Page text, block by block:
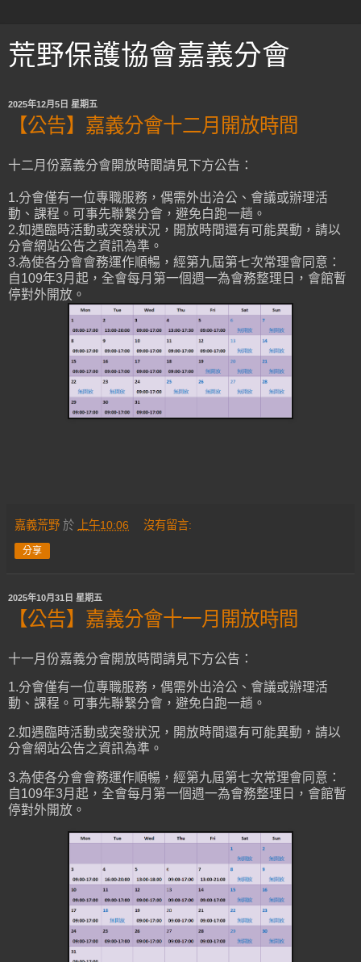
荒野保護協會嘉義分會
2025年12月5日 星期五
【公告】嘉義分會十二月開放時間
十二月份嘉義分會開放時間請見下方公告：
1.分會僅有一位專職服務，偶需外出洽公、會議或辦理活
動、課程。可事先聯繫分會，避免白跑一趟。
2.如遇臨時活動或突發狀況，開放時間還有可能異動，請以
分會網站公告之資訊為準。
3.為使各分會會務運作順暢，經第九屆第七次常理會同意：
自109年3月起，全會每月第一個週一為會務整理日，會館暫
停對外開放。
嘉義荒野 於 上午10:06 沒有留言:
分享
2025年10月31日 星期五
【公告】嘉義分會十一月開放時間
十一月份嘉義分會開放時間請見下方公告：
1.分會僅有一位專職服務，偶需外出洽公、會議或辦理活
動、課程。可事先聯繫分會，避免白跑一趟。
2.如遇臨時活動或突發狀況，開放時間還有可能異動，請以
分會網站公告之資訊為準。
3.為使各分會會務運作順暢，經第九屆第七次常理會同意：
自109年3月起，全會每月第一個週一為會務整理日，會館暫
停對外開放。